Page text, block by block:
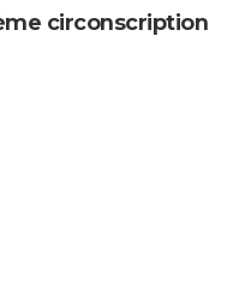
circonscription